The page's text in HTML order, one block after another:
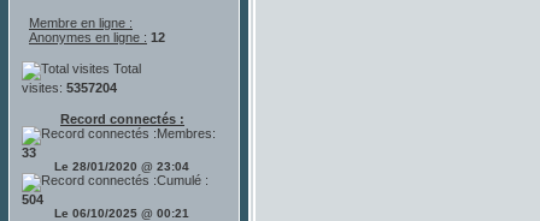
Membre en ligne :
Anonymes en ligne : 12
Total
visites: 5357204
Record connectés :
Membres:
33
Le 28/01/2020 @ 23:04
Cumulé :
504
Le 06/10/2025 @ 00:21